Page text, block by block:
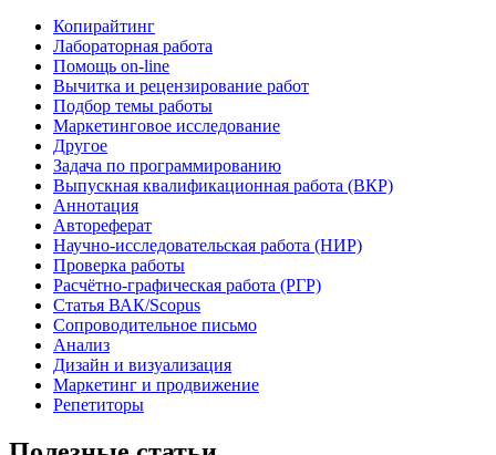
Копирайтинг
Лабораторная работа
Помощь on-line
Вычитка и рецензирование работ
Подбор темы работы
Маркетинговое исследование
Другое
Задача по программированию
Выпускная квалификационная работа (ВКР)
Аннотация
Автореферат
Научно-исследовательская работа (НИР)
Проверка работы
Расчётно-графическая работа (РГР)
Статья ВАК/Scopus
Сопроводительное письмо
Анализ
Дизайн и визуализация
Маркетинг и продвижение
Репетиторы